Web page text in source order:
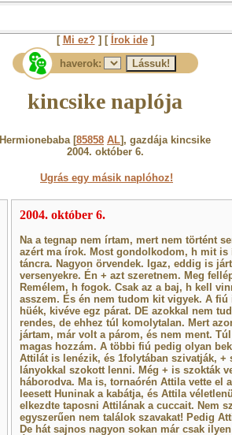
[ Mi ez?] [ Írok ide]
haverok:
kincsike naplója
Hermionebaba [85858 AL], gazdája kincsike
2004. október 6.
Ugrás egy másik naplóhoz!
2004. október 6.
Na a tegnap nem írtam, mert nem történt
azért ma írok. Most gondolkodom, h mit
táncra. Nagyon örvendek. Igaz, eddig is
versenyekre. Én + azt szeretnem. Meg
Remélem, h fogok. Csak az a baj, h kell
asszem. És én nem tudom kit vigyek. A
hüék, kivéve egz párat. DE azokkal nem
rendes, de ehhez túl komolytalan. Mert
jártam, már volt a párom, és nem ment.
magas hozzám. A többi fiú pedig olyan
Attilát is lenézik, és 1folytában szivatják, +
lányokkal szokott lenni. Még + is szokták
háborodva. Ma is, tornaórén Attila vette el
leesett Huninak a kabátja, és Attila
elkezdte taposni Attilának a cuccait. Nem
egyszerűen nem találok szavakat! Pedig
De hát sajnos nagyon sokan már csak